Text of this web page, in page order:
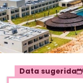
Data sugerida